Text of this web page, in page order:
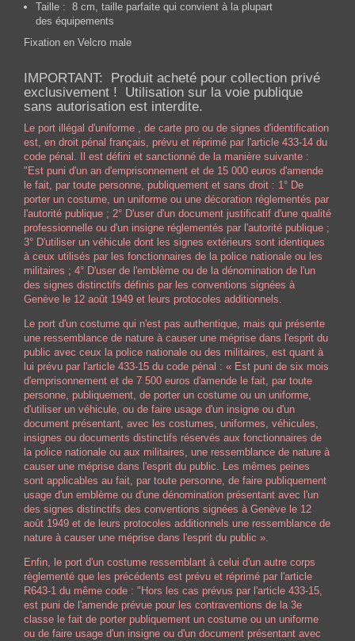
Taille : 8 cm, taille parfaite qui convient à la plupart
des équipements
Fixation en Velcro male
IMPORTANT: Produit acheté pour collection privé
exclusivement ! Utilisation sur la voie publique
sans autorisation est interdite.
Le port illégal d'uniforme , de carte pro ou de signes d'identification
est, en droit pénal français, prévu et réprimé par l'article 433-14 du
code pénal. Il est défini et sanctionné de la manière suivante :
"Est puni d'un an d'emprisonnement et de 15 000 euros d'amende
le fait, par toute personne, publiquement et sans droit : 1° De
porter un costume, un uniforme ou une décoration réglementés par
l'autorité publique ; 2° D'user d'un document justificatif d'une qualité
professionnelle ou d'un insigne réglementés par l'autorité publique ;
3° D'utiliser un véhicule dont les signes extérieurs sont identiques
à ceux utilisés par les fonctionnaires de la police nationale ou les
militaires ; 4° D'user de l'emblème ou de la dénomination de l'un
des signes distinctifs définis par les conventions signées à
Genève le 12 août 1949 et leurs protocoles additionnels.
Le port d'un costume qui n'est pas authentique, mais qui présente
une ressemblance de nature à causer une méprise dans l'esprit du
public avec ceux la police nationale ou des militaires, est quant à
lui prévu par l'article 433-15 du code pénal : « Est puni de six mois
d'emprisonnement et de 7 500 euros d'amende le fait, par toute
personne, publiquement, de porter un costume ou un uniforme,
d'utiliser un véhicule, ou de faire usage d'un insigne ou d'un
document présentant, avec les costumes, uniformes, véhicules,
insignes ou documents distinctifs réservés aux fonctionnaires de
la police nationale ou aux militaires, une ressemblance de nature à
causer une méprise dans l'esprit du public. Les mêmes peines
sont applicables au fait, par toute personne, de faire publiquement
usage d'un emblème ou d'une dénomination présentant avec l'un
des signes distinctifs des conventions signées à Genève le 12
août 1949 et de leurs protocoles additionnels une ressemblance de
nature à causer une méprise dans l'esprit du public ».
Enfin, le port d'un costume ressemblant à celui d'un autre corps
règlementé que les précédents est prévu et réprimé par l'article
R643-1 du même code : "Hors les cas prévus par l'article 433-15,
est puni de l'amende prévue pour les contraventions de la 3e
classe le fait de porter publiquement un costume ou un uniforme
ou de faire usage d'un insigne ou d'un document présentant avec